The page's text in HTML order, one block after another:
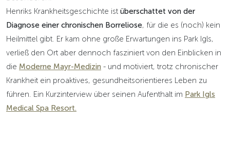
Henriks Krankheitsgeschichte ist überschattet von der
Diagnose einer chronischen Borreliose, für die es (noch) kein
Heilmittel gibt. Er kam ohne große Erwartungen ins Park Igls,
verließ den Ort aber dennoch fasziniert von den Einblicken in
die Moderne Mayr-Medizin - und motiviert, trotz chronischer
Krankheit ein proaktives, gesundheitsorientieres Leben zu
führen. Ein Kurzinterview über seinen Aufenthalt im Park Igls
Medical Spa Resort.